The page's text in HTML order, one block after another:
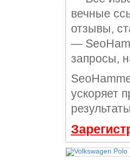
вечные
отзывы,
—
запросы,
ускоряет